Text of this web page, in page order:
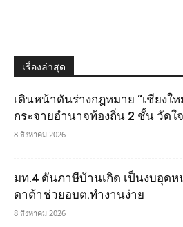
เรื่องล่าสุด
เดินหน้าดันร่างกฎหมาย “เชียงใ
กระจายอำนาจท้องถิ่น 2 ชั้น วัดใ
8 สิงหาคม 2026
มท.4 ดันภาษีบ้านเกิด เป็นงบอุดห
ดาต้าช่วยอบต.ทำงานง่าย
8 สิงหาคม 2026